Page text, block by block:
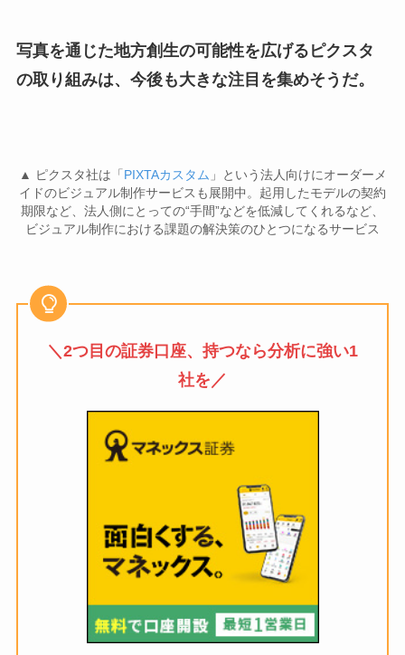
写真を通じた地方創生の可能性を広げるピクスタ
の取り組みは、今後も大きな注目を集めそうだ。
▲ ピクスタ社は「 PIXTAカスタム 」という法人向けにオーダーメ
イドのビジュアル制作サービスも展開中。起用したモデルの契約
期限など、法人側にとっての“手間”などを低減してくれるなど、
ビジュアル制作における課題の解決策のひとつになるサービス
＼2つ目の証券口座、持つなら分析に強い1
社を／